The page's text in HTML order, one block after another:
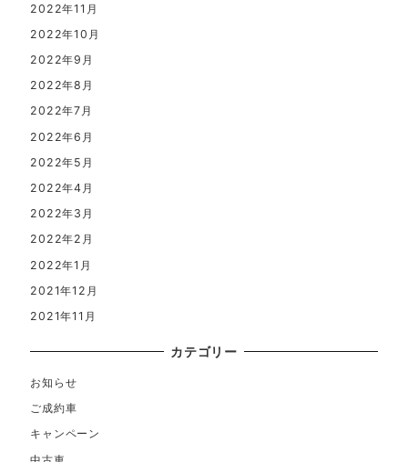
2022年11月
2022年10月
2022年9月
2022年8月
2022年7月
2022年6月
2022年5月
2022年4月
2022年3月
2022年2月
2022年1月
2021年12月
2021年11月
カテゴリー
お知らせ
ご成約車
キャンペーン
中古車